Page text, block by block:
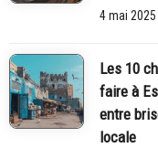
4 mai 2025
Les 10
faire à
entre
locale